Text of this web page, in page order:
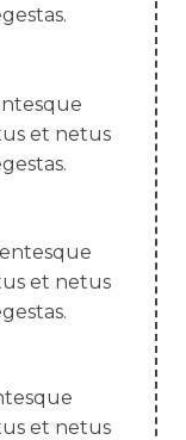
et netus
et netus
et netus